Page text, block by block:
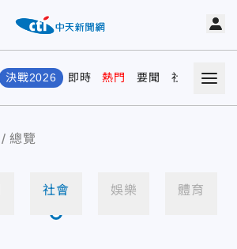
決戰2026 即時 熱門 要聞 社會 娛樂
總覽
社會 娛樂 體育